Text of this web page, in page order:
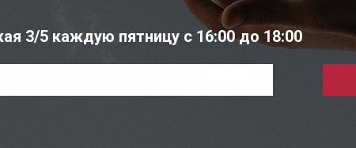
3/5 каждую пятницу с 16:00 до 18:00